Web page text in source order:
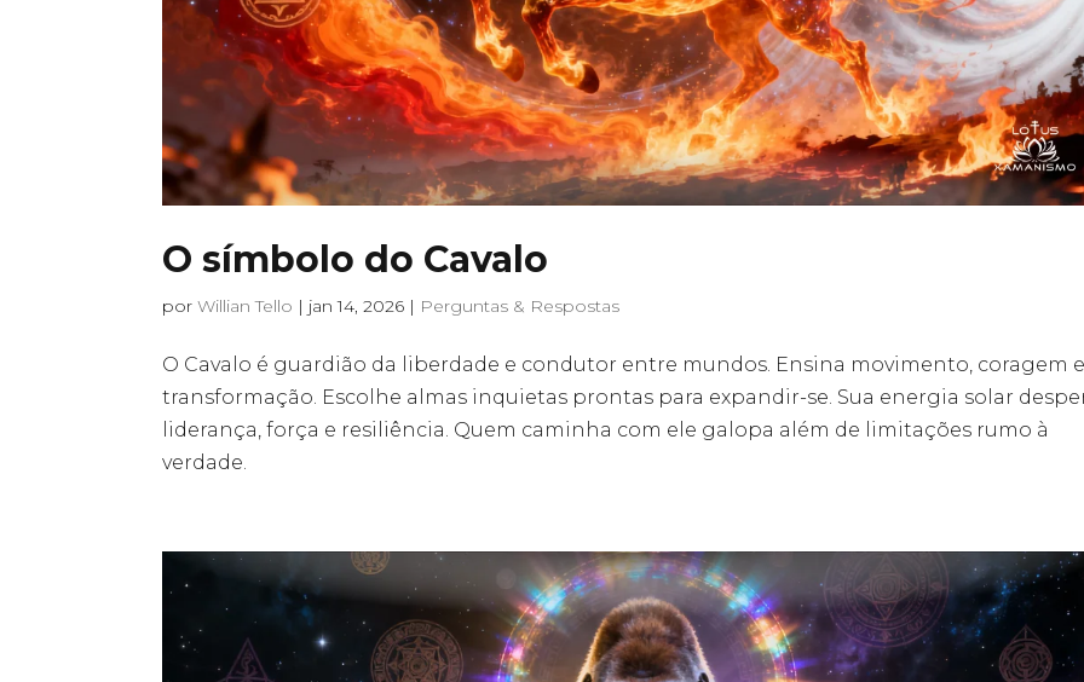
O símbolo do Cavalo
porWillian Tello | jan 14, 2026 | Perguntas & Respostas
O Cavalo é guardião da liberdade e condutor entre mundos. Ensina movimento, coragem
transformação. Escolhe almas inquietas prontas para expandir-se. Sua energia solar
liderança, força e resiliência. Quem caminha com ele galopa além de limitações rumo à
verdade.